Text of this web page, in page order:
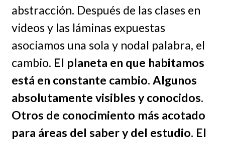
abstracción. Después de las clases en
videos y las láminas expuestas
asociamos una sola y nodal palabra, el
cambio. El planeta en que habitamos
está en constante cambio. Algunos
absolutamente visibles y conocidos.
Otros de conocimiento más acotado
para áreas del saber y del estudio. El